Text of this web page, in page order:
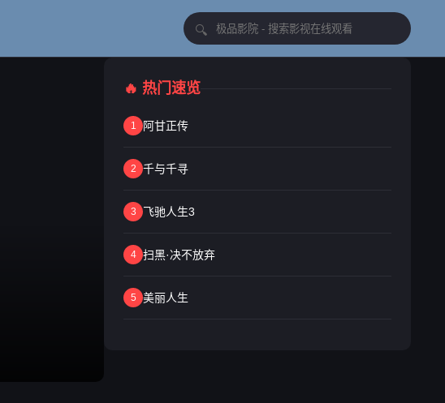
🔥 热门速览
1 阿甘正传
2 千与千寻
3 飞驰人生3
4 扫黑·决不放弃
5 美丽人生